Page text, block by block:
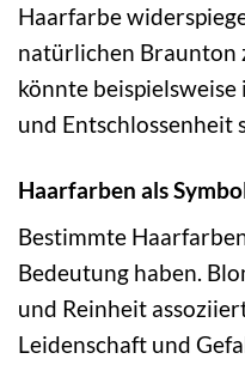
Haarfarbe
natürlichen Braunton
könnte
und Entschlossenheit
Haarfarben als
Bestimmte
Bedeutung haben.
und Reinheit
Leidenschaft und